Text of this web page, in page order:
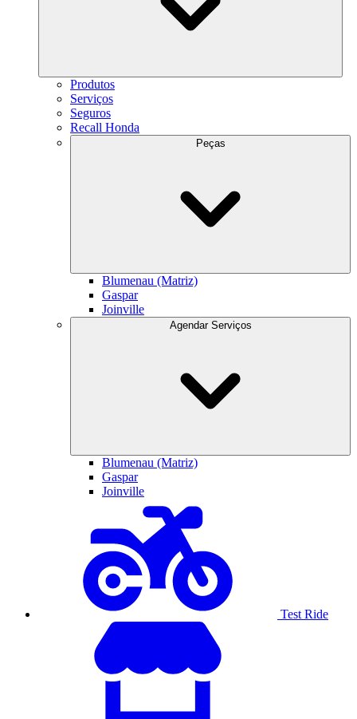
Produtos
Serviços
Seguros
Recall Honda
Blumenau (Matriz)
Gaspar
Joinville
Blumenau (Matriz)
Gaspar
Joinville
Test Ride